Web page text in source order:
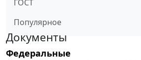
ГОСТ
Популярное
Документы
Федеральные